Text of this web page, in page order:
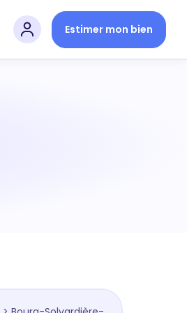
Estimer mon bien